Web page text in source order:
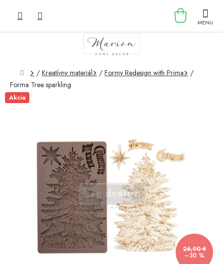
KOŠÍK
Domov
/ Kreatívny materiál / Formy Redesign with Prima
/
Forma Tree sparkling
Akcia
26,90 €
–30 %